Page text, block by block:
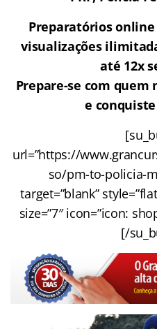
Preparatórios
visualizações
até 12x
Prepare-se com quem
e
url=”https://
so/pm-to-policia-
target=”blank”
size=”7″ icon=”icon:
[/